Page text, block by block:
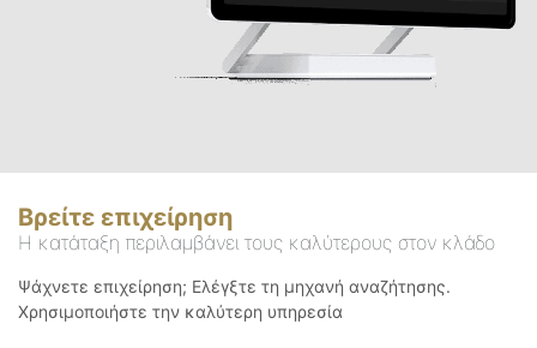
Βρείτε επιχείρηση
Η κατάταξη περιλαμβάνει τους καλύτερους στον κλάδο
Ψάχνετε επιχείρηση; Ελέγξτε τη μηχανή αναζήτησης.
Χρησιμοποιήστε την καλύτερη υπηρεσία